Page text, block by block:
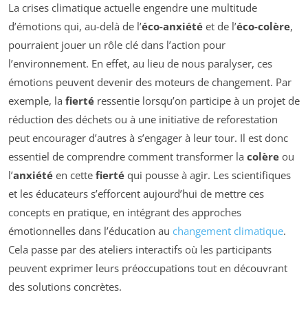
La crises climatique actuelle engendre une multitude
d’émotions qui, au-delà de l’éco-anxiété et de l’éco-colère,
pourraient jouer un rôle clé dans l’action pour
l’environnement. En effet, au lieu de nous paralyser, ces
émotions peuvent devenir des moteurs de changement. Par
exemple, la fierté ressentie lorsqu’on participe à un projet de
réduction des déchets ou à une initiative de reforestation
peut encourager d’autres à s’engager à leur tour. Il est donc
essentiel de comprendre comment transformer la colère ou
l’anxiété en cette fierté qui pousse à agir. Les scientifiques
et les éducateurs s’efforcent aujourd’hui de mettre ces
concepts en pratique, en intégrant des approches
émotionnelles dans l’éducation au changement climatique.
Cela passe par des ateliers interactifs où les participants
peuvent exprimer leurs préoccupations tout en découvrant
des solutions concrètes.